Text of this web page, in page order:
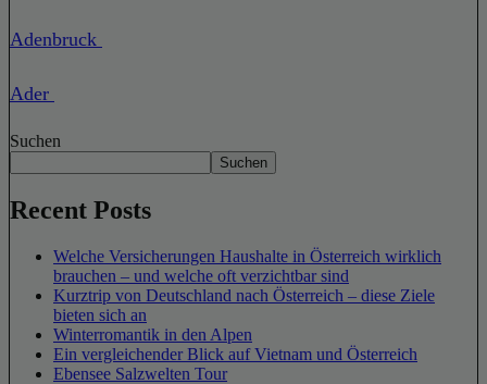
Adenbruck
Ader
Suchen
Suchen
Recent Posts
Welche Versicherungen Haushalte in Österreich wirklich
brauchen – und welche oft verzichtbar sind
Kurztrip von Deutschland nach Österreich – diese Ziele
bieten sich an
Winterromantik in den Alpen
Ein vergleichender Blick auf Vietnam und Österreich
Ebensee Salzwelten Tour